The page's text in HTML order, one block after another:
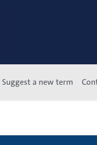
Suggest a new term